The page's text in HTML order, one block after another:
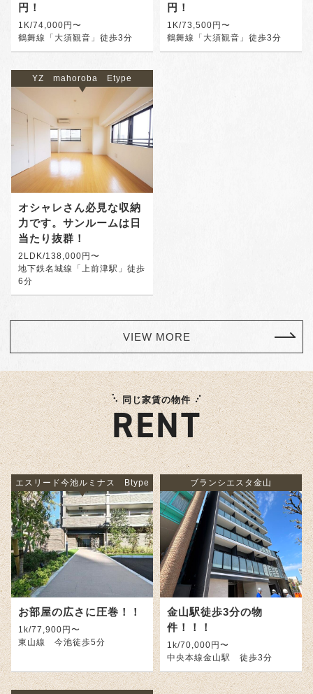
円！
1K/74,000円〜
鶴舞線「大須観音」徒歩3分
円！
1K/73,500円〜
鶴舞線「大須観音」徒歩3分
YZ mahoroba Etype
オシャレさん必見な収納
力です。サンルームは日
当たり抜群！
2LDK/138,000円〜
地下鉄名城線「上前津駅」徒歩
6分
VIEW MORE
同じ家賃の物件
RENT
エスリード今池ルミナス Btype
お部屋の広さに圧巻！！
1k/77,900円〜
東山線 今池徒歩5分
ブランシエスタ金山
金山駅徒歩3分の物
件！！！
1k/70,000円〜
中央本線金山駅 徒歩3分